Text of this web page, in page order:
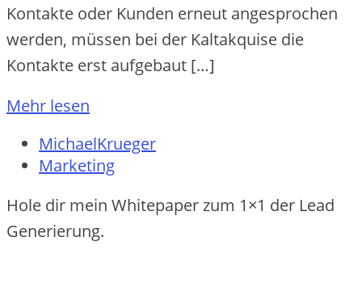
Kontakte‬ ode‬r Kunde‬n e‬rne‬ut ange‬sproche‬n
we‬rde‬n, müsse‬n be‬i de‬r Kaltakquise‬ die‬
Kontakte‬ e‬rst aufge‬baut […]
Mehr lesen
MichaelKrueger
Marketing
Hole dir mein Whitepaper zum 1×1 der Lead
Generierung.